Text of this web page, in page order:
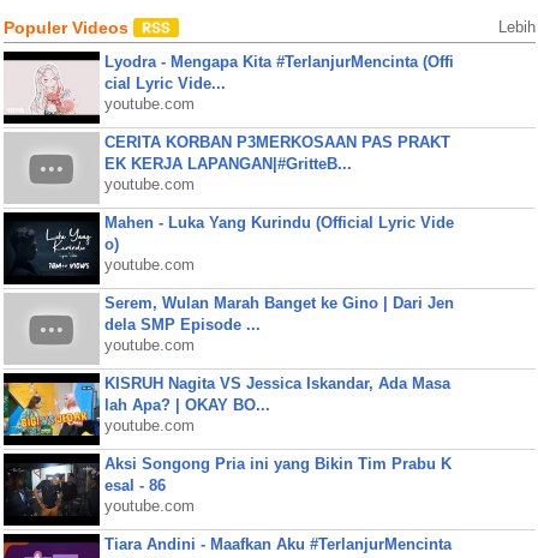
Populer Videos Lebih
Lyodra - Mengapa Kita #TerlanjurMencinta (Offi
cial Lyric Vide...
youtube.com
CERITA KORBAN P3MERKOSAAN PAS PRAKT
EK KERJA LAPANGAN|#GritteB...
youtube.com
Mahen - Luka Yang Kurindu (Official Lyric Vide
o)
youtube.com
Serem, Wulan Marah Banget ke Gino | Dari Jen
dela SMP Episode ...
youtube.com
KISRUH Nagita VS Jessica Iskandar, Ada Masa
lah Apa? | OKAY BO...
youtube.com
Aksi Songong Pria ini yang Bikin Tim Prabu K
esal - 86
youtube.com
Tiara Andini - Maafkan Aku #TerlanjurMencinta